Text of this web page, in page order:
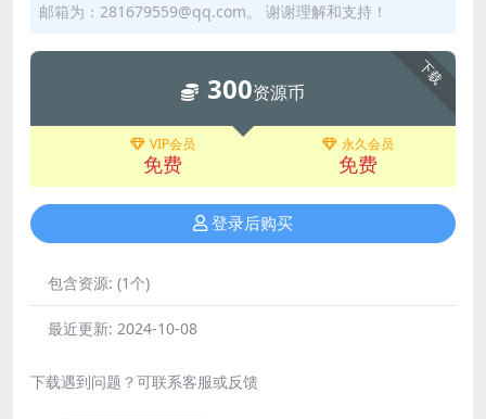
邮箱为：281679559@qq.com。 谢谢理解和支持！
下载
300资源币
VIP会员
免费
永久会员
免费
登录后购买
包含资源: (1个)
最近更新: 2024-10-08
下载遇到问题？可联系客服或反馈